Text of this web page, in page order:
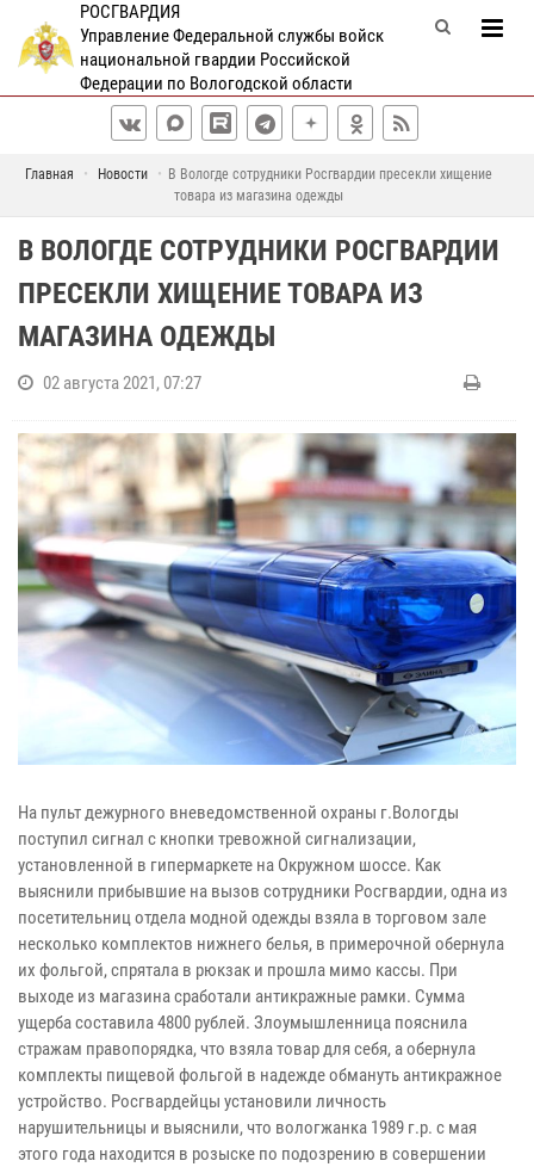
РОСГВАРДИЯ
Управление Федеральной службы войск
национальной гвардии Российской
Федерации по Вологодской области
Главная Новости
В Вологде сотрудники Росгвардии пресекли хищение
товара из магазина одежды
В ВОЛОГДЕ СОТРУДНИКИ РОСГВАРДИИ
ПРЕСЕКЛИ ХИЩЕНИЕ ТОВАРА ИЗ
МАГАЗИНА ОДЕЖДЫ
02 августа 2021, 07:27
На пульт дежурного вневедомственной охраны г.Вологды
поступил сигнал с кнопки тревожной сигнализации,
установленной в гипермаркете на Окружном шоссе. Как
выяснили прибывшие на вызов сотрудники Росгвардии, одна из
посетительниц отдела модной одежды взяла в торговом зале
несколько комплектов нижнего белья, в примерочной обернула
их фольгой, спрятала в рюкзак и прошла мимо кассы. При
выходе из магазина сработали антикражные рамки. Сумма
ущерба составила 4800 рублей. Злоумышленница пояснила
стражам правопорядка, что взяла товар для себя, а обернула
комплекты пищевой фольгой в надежде обмануть антикражное
устройство. Росгвардейцы установили личность
нарушительницы и выяснили, что вологжанка 1989 г.р. с мая
этого года находится в розыске по подозрению в совершении